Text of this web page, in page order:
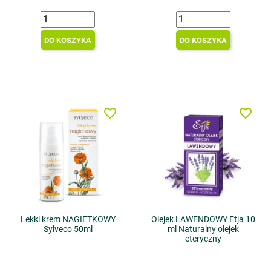
DO KOSZYKA DO KOSZYKA
Lekki krem NAGIETKOWY
Sylveco 50ml
favorite_border
Olejek LAWENDOWY Etja 10
ml Naturalny olejek
eteryczny
favorite_border